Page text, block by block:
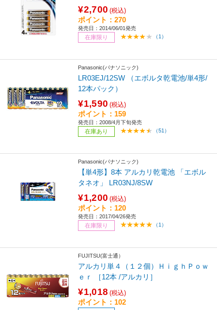
¥2,700 (税込)
ポイント：270
発売日：2014/06/01発売
在庫限り （1）
Panasonic(パナソニック)
LR03EJ/12SW （エボルタ乾電池/単4形/
12本パック）
¥1,590 (税込)
ポイント：159
発売日：2008/4月下旬発売
在庫あり （51）
Panasonic(パナソニック)
【単4形】8本 アルカリ乾電池 「エボル
タネオ」 LR03NJ/8SW
¥1,200 (税込)
ポイント：120
発売日：2017/04/26発売
在庫限り （1）
FUJITSU(富士通）
アルカリ単４（１２個）ＨｉｇｈＰｏｗ
ｅｒ ［12本 /アルカリ］
¥1,018 (税込)
ポイント：102